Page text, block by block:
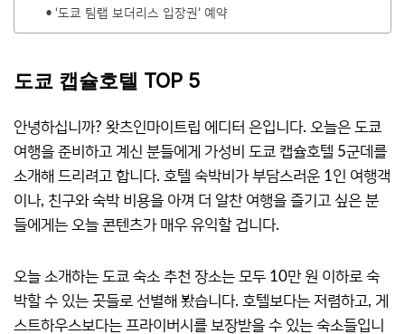
‘도쿄 팀랩 보더리스 입장권’ 예약
도쿄 캡슐호텔 TOP 5
안녕하십니까? 왓츠인마이트립 에디터 은입니다. 오늘은 도쿄
여행을 준비하고 계신 분들에게 가성비 도쿄 캡슐호텔 5군데를
소개해 드리려고 합니다. 호텔 숙박비가 부담스러운 1인 여행객
이나, 친구와 숙박 비용을 아껴 더 알찬 여행을 즐기고 싶은 분
들에게는 오늘 콘텐츠가 매우 유익할 겁니다.
오늘 소개하는 도쿄 숙소 추천 장소는 모두 10만 원 이하로 숙
박할 수 있는 곳들로 선별해 봤습니다. 호텔보다는 저렴하고, 게
스트하우스보다는 프라이버시를 보장받을 수 있는 숙소들입니